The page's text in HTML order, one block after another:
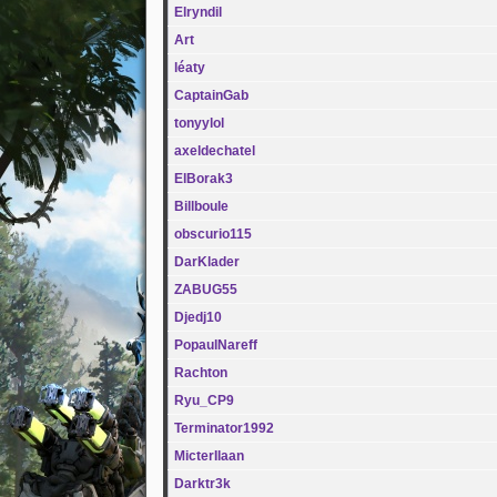
Elryndil
Art
léaty
CaptainGab
tonyylol
axeldechatel
ElBorak3
Billboule
obscurio115
DarKlader
ZABUG55
Djedj10
PopaulNareff
Rachton
Ryu_CP9
Terminator1992
MicterIlaan
Darktr3k